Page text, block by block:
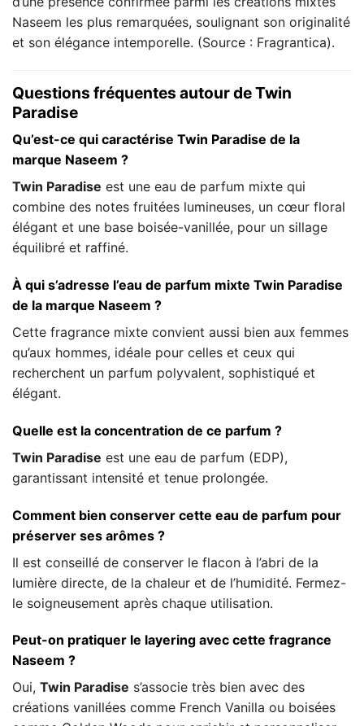
Naseem les plus remarquées, soulignant son originalité
et son élégance intemporelle. (Source : Fragrantica).
Questions fréquentes autour de Twin
Paradise
Qu’est-ce qui caractérise Twin Paradise de la
marque Naseem ?
Twin Paradise est une eau de parfum mixte qui
combine des notes fruitées lumineuses, un cœur floral
élégant et une base boisée-vanillée, pour un sillage
équilibré et raffiné.
À qui s’adresse l’eau de parfum mixte Twin Paradise
de la marque Naseem ?
Cette fragrance mixte convient aussi bien aux femmes
qu’aux hommes, idéale pour celles et ceux qui
recherchent un parfum polyvalent, sophistiqué et
élégant.
Quelle est la concentration de ce parfum ?
Twin Paradise est une eau de parfum (EDP),
garantissant intensité et tenue prolongée.
Comment bien conserver cette eau de parfum pour
préserver ses arômes ?
Il est conseillé de conserver le flacon à l’abri de la
lumière directe, de la chaleur et de l’humidité. Fermez-
le soigneusement après chaque utilisation.
Peut-on pratiquer le layering avec cette fragrance
Naseem ?
Oui, Twin Paradise s’associe très bien avec des
créations vanillées comme French Vanilla ou boisées